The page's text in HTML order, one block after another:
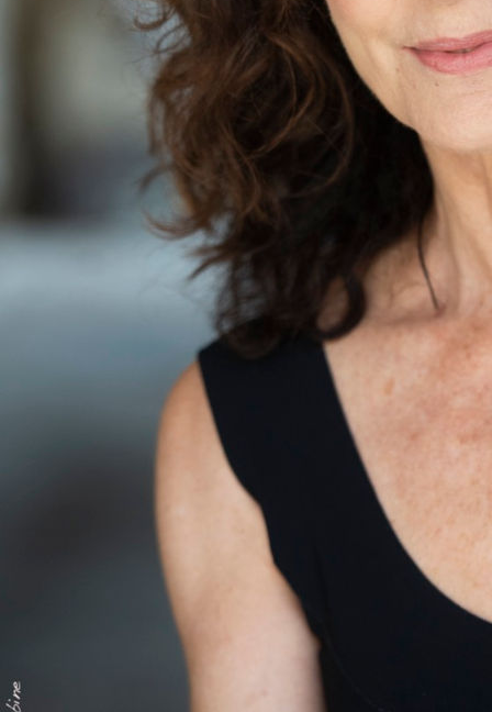
Yannick Rocher
Hauteur170 cm Poitrine 90 cm Pantalon Pointure41, 40
Cheveux
Bruns, Châtains Foncés
Marrons
Télécharger le pdf